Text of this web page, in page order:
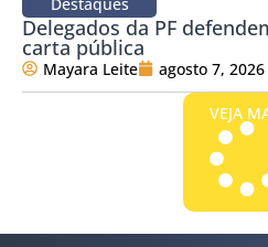
Delegados da PF
carta pública
Mayara Leite agosto 7, 2026
VEJA